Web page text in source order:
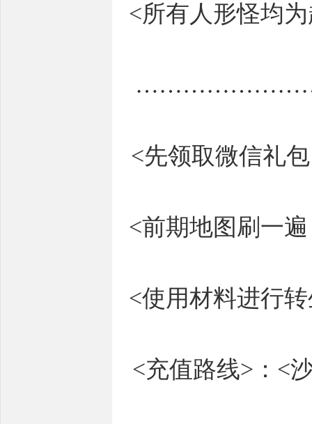
<所有人形怪均
<先领取微信礼
<前期地图刷一
<使用材料进行
<充值路线>：<